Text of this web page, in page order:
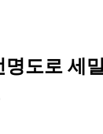
명도로 세